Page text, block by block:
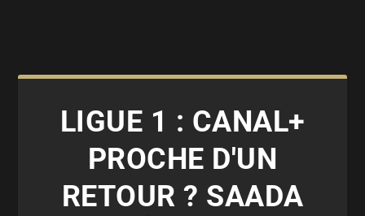
LIGUE 1 : CANAL+
PROCHE D'UN
RETOUR ? SAADA